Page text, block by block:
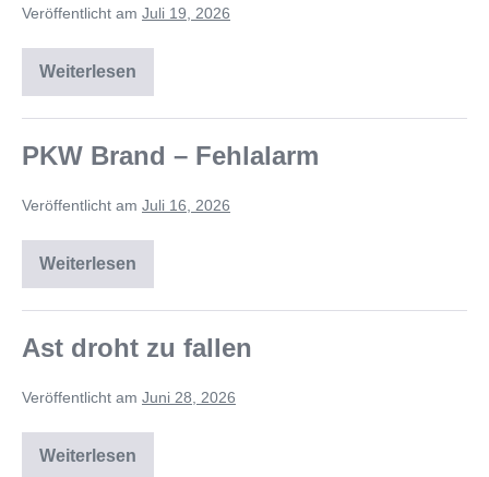
Veröffentlicht am Juli 19, 2026
Weiterlesen
PKW Brand – Fehlalarm
Veröffentlicht am Juli 16, 2026
Weiterlesen
Ast droht zu fallen
Veröffentlicht am Juni 28, 2026
Weiterlesen